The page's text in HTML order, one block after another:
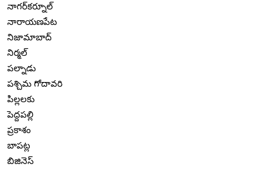
నాగర్‌కర్నూల్
నారాయణపేట
నిజామాబాద్
నిర్మల్
పల్నాడు
పశ్చిమ గోదావరి
పిల్లలకు
పెద్దపల్లి
ప్రకాశం
బాపట్ల
బిజినెస్